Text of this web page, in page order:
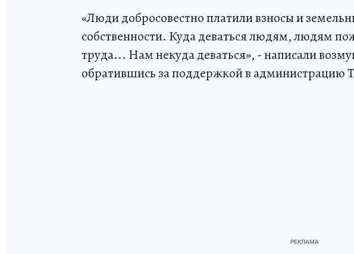
«Люди добросовестно платили взносы и
собственности. Куда деваться людям, людям
труда... Нам некуда деваться», - написали
обратившись за поддержкой в администрацию